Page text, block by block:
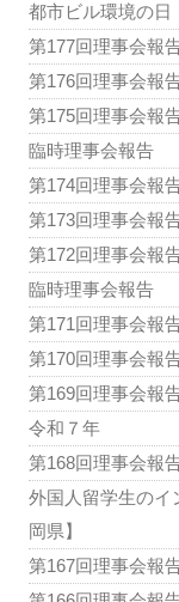
都市ビル環境の
第177回理事会報
第176回理事会報
第175回理事会報
臨時理事会報告
第174回理事会報
第173回理事会報
第172回理事会報
臨時理事会報告
第171回理事会報
第170回理事会報
第169回理事会報
令和７年
第168回理事会報
外国人留学生のイ
岡県】
第167回理事会報